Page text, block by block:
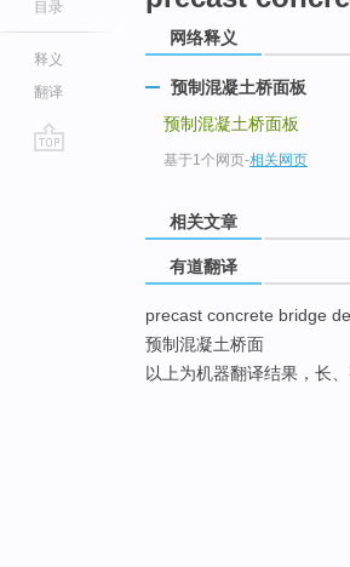
目录
释义
翻译
网络释义
预制混凝土桥面板
预制混凝土桥面板
基于1个网页-相关网页
相关文章
有道翻译
precast concrete bridge
预制混凝土桥面
以上为机器翻译结果，长